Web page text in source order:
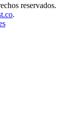
reservados.
.